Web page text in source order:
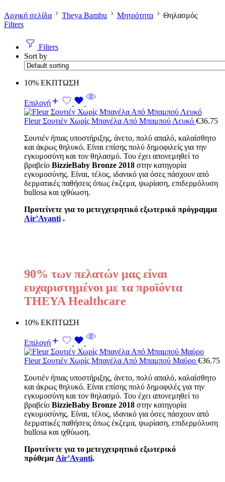
Αρχική σελίδα Theya Bambu Μητρότητα
Θηλασμός
Filters
Filters
Sort by
10% ΕΚΠΤΩΣΗ
Επιλογή
Fleur Σουτιέν Χωρίς Μπανέλα Από Μπαμπού Λευκό €36.75
Σουτιέν ήπιας υποστήριξης, άνετο, πολύ απαλό, καλαίσθητο
και άκρως θηλυκό. Είναι επίσης πολύ δημοφιλείς για την
εγκυμοσύνη και τον θηλασμό. Του έχει απονεμηθεί το
βραβείο BizzieBaby Bronze 2018 στην κατηγορία
εγκυμοσύνης. Είναι, τέλος, ιδανικό για όσες πάσχουν από
δερματικές παθήσεις όπως έκζεμα, ψωρίαση, επιδερμόλυση
bullosa και ιχθύωση.
Προτείνετε για το μετεγχειρητικό εξωτερικό πρόγραμμα
Air’Avanti .
90% των πελατών μας είναι
ευχαριστημένοι με τα προϊόντα
THEYA Healthcare
10% ΕΚΠΤΩΣΗ
Επιλογή
Fleur Σουτιέν Χωρίς Μπανέλα Από Μπαμπού Μαύρο €36.75
Σουτιέν ήπιας υποστήριξης, άνετο, πολύ απαλό, καλαίσθητο
και άκρως θηλυκό. Είναι επίσης πολύ δημοφιλές για την
εγκυμοσύνη και τον θηλασμό. Του έχει απονεμηθεί το
βραβείο BizzieBaby Bronze 2018 στην κατηγορία
εγκυμοσύνης. Είναι, τέλος, ιδανικό για όσες πάσχουν από
δερματικές παθήσεις όπως έκζεμα, ψωρίαση, επιδερμόλυση
bullosa και ιχθύωση.
Προτείνετε για το μετεγχειρητικό εξωτερικό
πρόθεμα Air’Avanti.